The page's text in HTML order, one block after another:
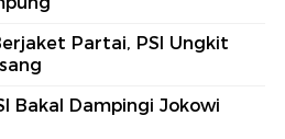
Partai, PSI Ungkit
Bakal Dampingi Jokowi